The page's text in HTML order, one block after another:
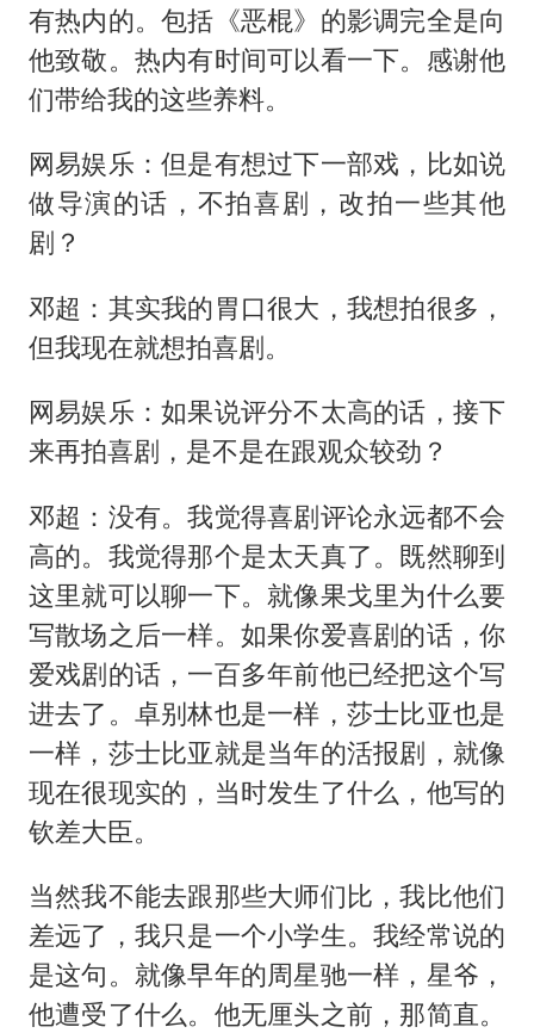
有热内的。包括《恶棍》的影调完全是向
他致敬。热内有时间可以看一下。感谢他
们带给我的这些养料。
网易娱乐：但是有想过下一部戏，比如说
做导演的话，不拍喜剧，改拍一些其他
剧？
邓超：其实我的胃口很大，我想拍很多，
但我现在就想拍喜剧。
网易娱乐：如果说评分不太高的话，接下
来再拍喜剧，是不是在跟观众较劲？
邓超：没有。我觉得喜剧评论永远都不会
高的。我觉得那个是太天真了。既然聊到
这里就可以聊一下。就像果戈里为什么要
写散场之后一样。如果你爱喜剧的话，你
爱戏剧的话，一百多年前他已经把这个写
进去了。卓别林也是一样，莎士比亚也是
一样，莎士比亚就是当年的活报剧，就像
现在很现实的，当时发生了什么，他写的
钦差大臣。
当然我不能去跟那些大师们比，我比他们
差远了，我只是一个小学生。我经常说的
是这句。就像早年的周星驰一样，星爷，
他遭受了什么。他无厘头之前，那简直。